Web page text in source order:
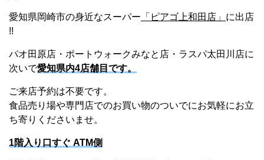
愛知県岡崎市の身近なスーパー 「ピアゴ上和田店」 に出店
!!
パオ田原店・ポートウォークみなと店・ラスパ太田川店に
次いで愛知県内4店舗目です。
ご来店予約は不要です。
食品売り場や専門店でのお買い物のついでにお気軽にお立
ち寄りくださいませ。
1階入り口すぐ ATM側